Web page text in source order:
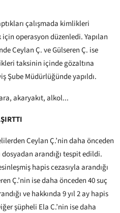
çalışmada kimlikleri
operasyon düzenledi. Yapılan
Ceylan Ç. ve Gülseren Ç. ise
taksinin içinde gözaltına
Şube Müdürlüğünde yapıldı.
akaryakıt, alkol...
Ceylan Ç.’nin daha önceden
arandığı tespit edildi.
hapis cezasıyla arandığı
Ç.’nin ise daha önceden 40 suç
ve hakkında 9 yıl 2 ay hapis
şüpheli Ela C.’nin ise daha